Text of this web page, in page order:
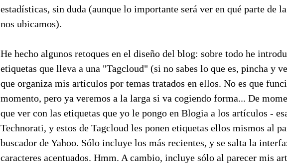
estadísticas, sin duda (aunque lo importante será ver en qué parte de
nos ubicamos).
He hecho algunos retoques en el diseño del blog: sobre todo he
etiquetas que lleva a una "Tagcloud" (si no sabes lo que es, pincha y
que organiza mis artículos por temas tratados en ellos. No es que
momento, pero ya veremos a la larga si va cogiendo forma... De
que ver con las etiquetas que yo le pongo en Blogia a los artículos -
Technorati, y estos de Tagcloud les ponen etiquetas ellos mismos al
buscador de Yahoo. Sólo incluye los más recientes, y se salta la
caracteres acentuados. Hmm. A cambio, incluye sólo al parecer mis